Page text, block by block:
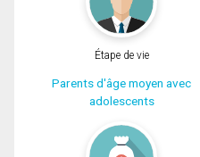
Étape de vie
Parents d'âge moyen avec
adolescents